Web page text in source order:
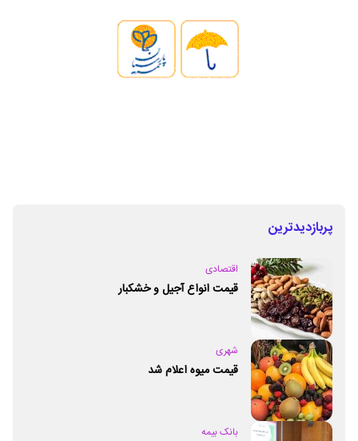
پربازدیدترین
اقتصادی
قیمت انواع آجیل و خشکبار
شهری
قیمت میوه اعلام شد
بانک بیمه